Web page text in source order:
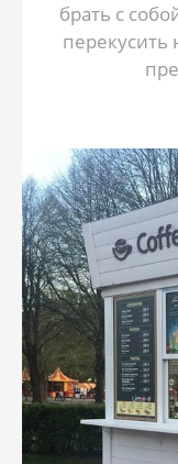
брать с
перекусить